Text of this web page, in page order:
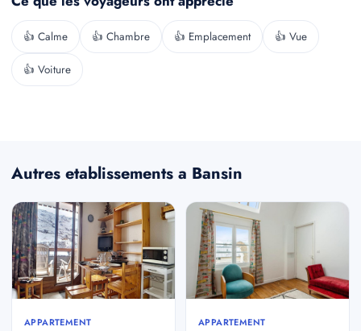
👍 Calme 👍 Chambre 👍 Emplacement 👍 Vue
👍 Voiture
Autres etablissements a Bansin
APPARTEMENT APPARTEMENT